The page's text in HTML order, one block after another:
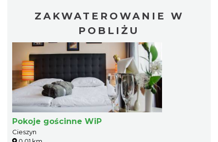
ZAKWATEROWANIE W
POBLIŻU
Pokoje gościnne WiP
Cieszyn